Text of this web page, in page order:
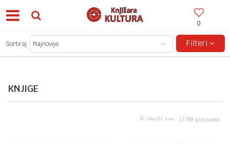
0
BESPLATNA ISPORUKA ZA IZNOSE PREKO 150KM!
KNJIGE
Sortiraj Filteri
17789 proizvoda
Obriši sve